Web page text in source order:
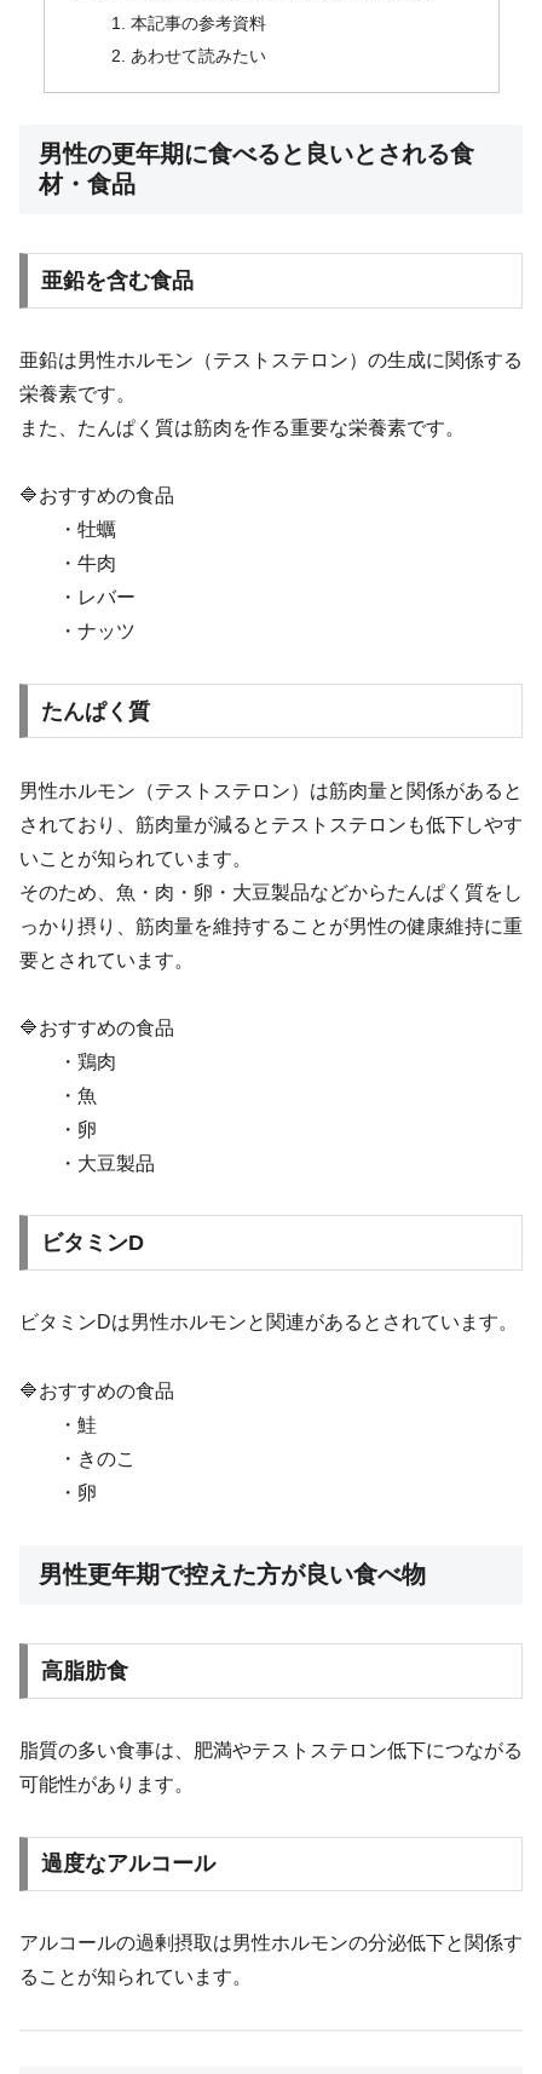
本記事の参考資料
あわせて読みたい
男性の更年期に食べると良いとされる食
材・食品
亜鉛を含む食品
亜鉛は男性ホルモン（テストステロン）の生成に関係する
栄養素です。
また、たんぱく質は筋肉を作る重要な栄養素です。
🔷おすすめの食品
・牡蠣
・牛肉
・レバー
・ナッツ
たんぱく質
男性ホルモン（テストステロン）は筋肉量と関係があると
されており、筋肉量が減るとテストステロンも低下しやす
いことが知られています。
そのため、魚・肉・卵・大豆製品などからたんぱく質をし
っかり摂り、筋肉量を維持することが男性の健康維持に重
要とされています。
🔷おすすめの食品
・鶏肉
・魚
・卵
・大豆製品
ビタミンD
ビタミンDは男性ホルモンと関連があるとされています。
🔷おすすめの食品
・鮭
・きのこ
・卵
男性更年期で控えた方が良い食べ物
高脂肪食
脂質の多い食事は、肥満やテストステロン低下につながる
可能性があります。
過度なアルコール
アルコールの過剰摂取は男性ホルモンの分泌低下と関係す
ることが知られています。